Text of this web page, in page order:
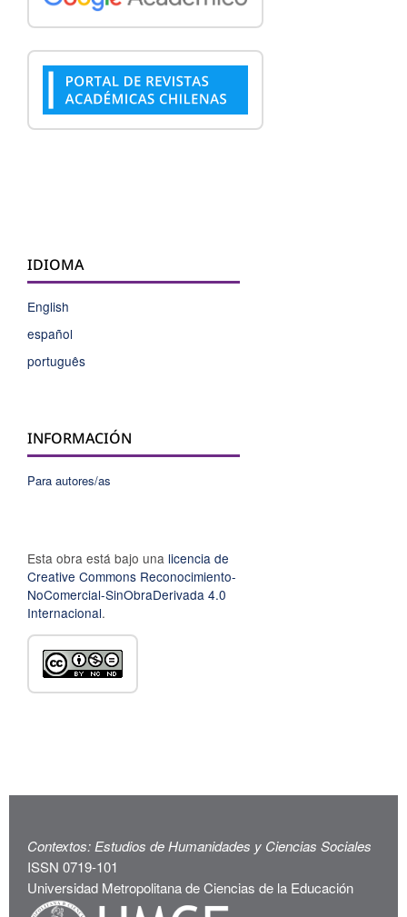
IDIOMA
English
español
português
INFORMACIÓN
Para autores/as
Esta obra está bajo una licencia de
Creative Commons Reconocimiento-
NoComercial-SinObraDerivada 4.0
Internacional.
Contextos: Estudios de Humanidades y Ciencias Sociales
ISSN 0719-101
Universidad Metropolitana de Ciencias de la Educación